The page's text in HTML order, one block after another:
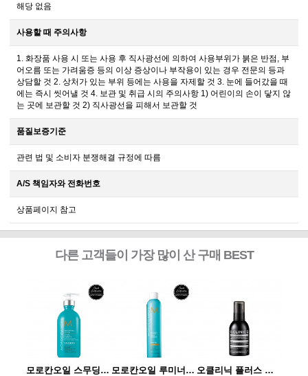
해당 없음
사용할 때 주의사항
1. 화장품 사용 시 또는 사용 후 직사광선에 의하여 사용부위가 붉은 반점, 부
어오름 또는 가려움증 등의 이상 증상이나 부작용이 있는 경우 전문의 등과
상담할 것 2. 상처가 있는 부위 등에는 사용을 자제할 것 3. 눈에 들어갔을 때
에는 즉시 씻어낼 것 4. 보관 및 취급 시의 주의사항 1) 어린이의 손이 닿지 않
는 곳에 보관할 것 2) 직사광선을 피해서 보관할 것
품질보증기준
관련 법 및 소비자 분쟁해결 규정에 따름
A/S 책임자와 전화번호
상품페이지 참고
다른 고객들이 가장 많이 산 구매 BEST
모로칸오일 스무딩 로션 300ml 모로칸오일 루미너스 헤어 스프레이 스트롱 330ml 오클리닉 플러스 플렉신 부스터 120ml